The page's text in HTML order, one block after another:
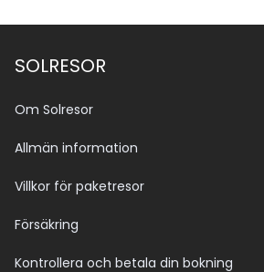
SOLRESOR
Om Solresor
Allmän information
Villkor för paketresor
Försäkring
Kontrollera och betala din bokning